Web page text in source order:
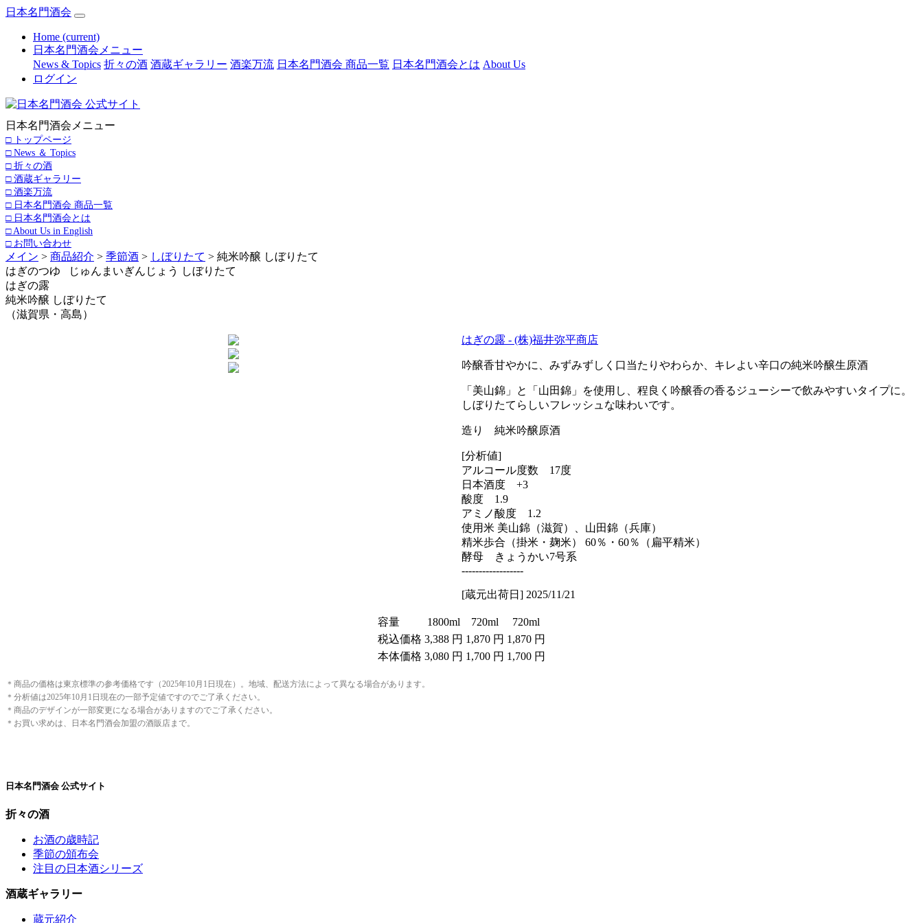
日本名門酒会
Home (current)
日本名門酒会メニュー
News & Topics 折々の酒 酒蔵ギャラリー 酒楽万流 日本名門酒会 商品一覧 日本名門酒会とは About Us
ログイン
日本名門酒会メニュー
□ トップページ
□ News ＆ Topics
□ 折々の酒
□ 酒蔵ギャラリー
□ 酒楽万流
□ 日本名門酒会 商品一覧
□ 日本名門酒会とは
□ About Us in English
□ お問い合わせ
メイン > 商品紹介 > 季節酒 > しぼりたて > 純米吟醸 しぼりたて
はぎのつゆ じゅんまいぎんじょう しぼりたて
はぎの露
純米吟醸 しぼりたて
（滋賀県・高島）
はぎの露 - (株)福井弥平商店
吟醸香甘やかに、みずみずしく口当たりやわらか、キレよい辛口の純米吟醸生原酒
「美山錦」と「山田錦」を使用し、程良く吟醸香の香るジューシーで飲みやすいタイプに。
しぼりたてらしいフレッシュな味わいです。
造り 純米吟醸原酒
[分析値]
アルコール度数 17度
日本酒度 +3
酸度 1.9
アミノ酸度 1.2
使用米 美山錦（滋賀）、山田錦（兵庫）
精米歩合（掛米・麹米） 60％・60％（扁平精米）
酵母 きょうかい7号系
------------------
[蔵元出荷日] 2025/11/21
容量 1800ml 720ml
720ml
税込価格 3,388 円 1,870 円 1,870 円
本体価格 3,080 円 1,700 円 1,700 円
＊商品の価格は東京標準の参考価格です（2025年10月1日現在）。地域、配送方法によって異なる場合があります。
＊分析値は2025年10月1日現在の一部予定値ですのでご了承ください。
＊商品のデザインが一部変更になる場合がありますのでご了承ください。
＊お買い求めは、日本名門酒会加盟の酒販店まで。
日本名門酒会 公式サイト
折々の酒
お酒の歳時記
季節の頒布会
注目の日本酒シリーズ
酒蔵ギャラリー
蔵元紹介